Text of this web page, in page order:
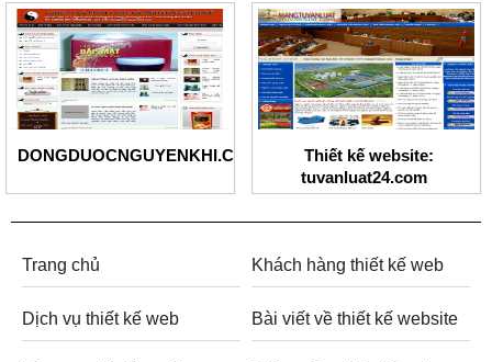
DONGDUOCNGUYENKHI.COM
Thiết kế website:
tuvanluat24.com
Trang chủ Khách hàng thiết kế web
Dịch vụ thiết kế web Bài viết về thiết kế website